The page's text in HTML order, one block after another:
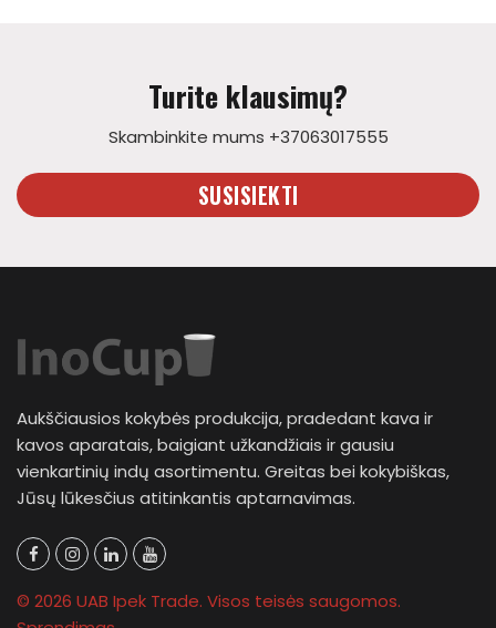
Turite klausimų?
Skambinkite mums +37063017555
SUSISIEKTI
Aukščiausios kokybės produkcija, pradedant kava ir
kavos aparatais, baigiant užkandžiais ir gausiu
vienkartinių indų asortimentu. Greitas bei kokybiškas,
Jūsų lūkesčius atitinkantis aptarnavimas.
© 2026 UAB Ipek Trade. Visos teisės saugomos.